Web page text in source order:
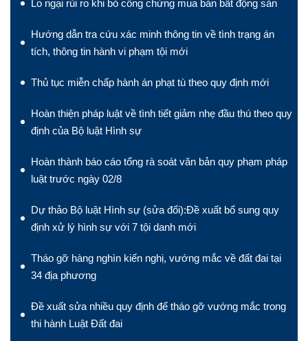
Lo ngại rủi ro khi bỏ công chứng mua bán bất động sản
Hướng dẫn tra cứu xác minh thông tin về tình trạng án
tích, thông tin hành vi phạm tội mới
Thủ tục miễn chấp hành án phạt tù theo quy định mới
Hoàn thiện pháp luật về tình tiết giảm nhẹ đầu thú theo quy
định của Bộ luật Hình sự
Hoàn thành báo cáo tổng rà soát văn bản quy phạm pháp
luật trước ngày 02/8
Dự thảo Bộ luật Hình sự (sửa đổi):Đề xuất bổ sung quy
định xử lý hình sự với 7 tội danh mới
Tháo gỡ hàng nghìn kiến nghị, vướng mắc về đất đai tại
34 địa phương
Đề xuất sửa nhiều quy định để tháo gỡ vướng mắc trong
thi hành Luật Đất đai